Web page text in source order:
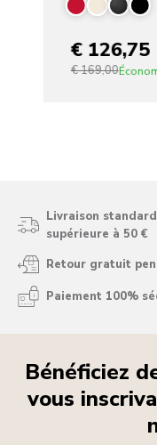
€ 126,75
€ 169,00
Livraison
supérieure à 50 €
Retour gratuit
Paiement 100%
Bénéficiez
vous